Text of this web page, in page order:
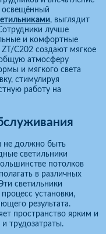
освещённый
, выглядит
лучше
и комфортные
C202 создают мягкое
атмосферу
и мягкого света
стимулируя
работу на
не должно быть
светильники
потолков
в различных
светильники
установки,
результата.
пространство ярким и
трудозатраты.